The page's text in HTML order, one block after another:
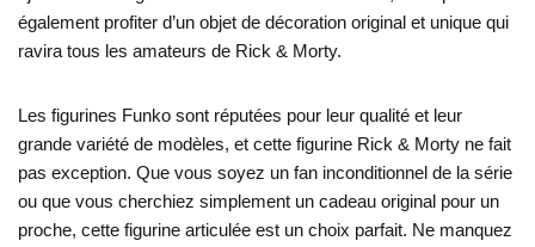
également profiter d’un objet de décoration original et unique qui
ravira tous les amateurs de Rick & Morty.
Les figurines Funko sont réputées pour leur qualité et leur
grande variété de modèles, et cette figurine Rick & Morty ne fait
pas exception. Que vous soyez un fan inconditionnel de la série
ou que vous cherchiez simplement un cadeau original pour un
proche, cette figurine articulée est un choix parfait. Ne manquez